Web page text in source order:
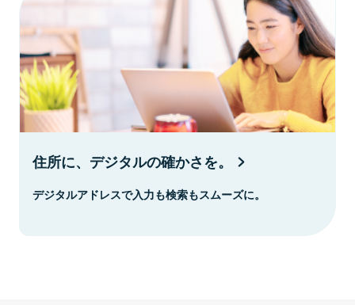
住所に、デジタルの確かさを。
デジタルアドレスで入力も検索もスムーズに。